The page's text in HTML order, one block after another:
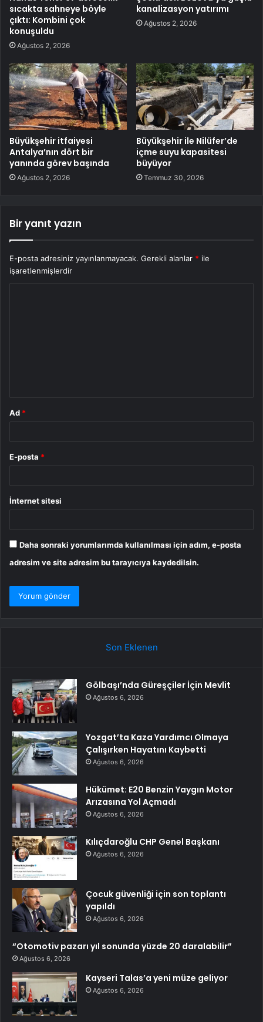
sıcakta sahneye böyle
çıktı: Kombini çok
konuşuldu
Ağustos 2, 2026
kanalizasyon yatırımı
Ağustos 2, 2026
Büyükşehir itfaiyesi
Antalya’nın dört bir
yanında görev başında
Ağustos 2, 2026
Büyükşehir ile Nilüfer’de
içme suyu kapasitesi
büyüyor
Temmuz 30, 2026
Bir yanıt yazın
E-posta adresiniz yayınlanmayacak. Gerekli alanlar * ile
işaretlenmişlerdir
Ad *
E-posta *
İnternet sitesi
Daha sonraki yorumlarımda kullanılması için adım, e-posta
adresim ve site adresim bu tarayıcıya kaydedilsin.
Son Eklenen
Gölbaşı’nda Güreşçiler İçin Mevlit
Ağustos 6, 2026
Yozgat’ta Kaza Yardımcı Olmaya
Çalışırken Hayatını Kaybetti
Ağustos 6, 2026
Hükümet: E20 Benzin Yaygın Motor
Arızasına Yol Açmadı
Ağustos 6, 2026
Kılıçdaroğlu CHP Genel Başkanı
Ağustos 6, 2026
Çocuk güvenliği için son toplantı
yapıldı
Ağustos 6, 2026
“Otomotiv pazarı yıl sonunda yüzde 20 daralabilir”
Ağustos 6, 2026
Kayseri Talas’a yeni müze geliyor
Ağustos 6, 2026